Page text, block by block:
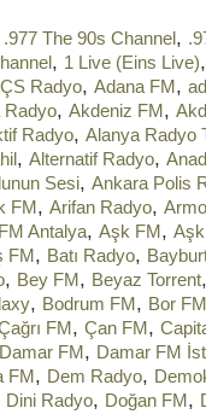
.977 The 90s Channel,
, 1 Live (Eins Live)
Radyo, Adana FM,
Radyo, Akdeniz FM,
Radyo, Alanya Radyo
, Alternatif Radyo,
Sesi, Ankara Polis
FM, Arifan Radyo,
Antalya, Aşk FM,
FM, Batı Radyo,
, Bey FM, Beyaz Torrent
, Bodrum FM, Bor FM
FM, Çan FM,
Damar FM, Damar FM
FM, Dem Radyo,
Dini Radyo, Doğan FM,